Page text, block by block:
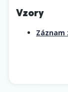
Vzory
Záznam